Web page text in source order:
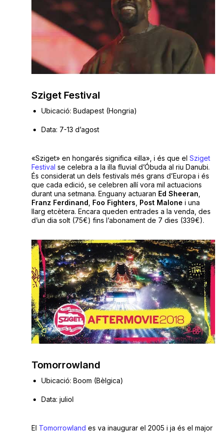
Sziget Festival
Ubicació: Budapest (Hongria)
Data: 7-13 d’agost
«Sziget» en hongarés significa «illa», i és que el Sziget
Festival se celebra a la illa fluvial d’Óbuda al riu Danubi.
És considerat un dels festivals més grans d’Europa i és
que cada edició, se celebren allí vora mil actuacions
durant una setmana. Enguany actuaran Ed Sheeran
Franz Ferdinand Foo Fighters Post Malone i una
llarg etcètera. Encara queden entrades a la venda, des
d’un dia solt (75€) fins l’abonament de 7 dies (339€).
Tomorrowland
Ubicació: Boom (Bèlgica)
Data: juliol
El Tomorrowland es va inaugurar el 2005 i ja és el major